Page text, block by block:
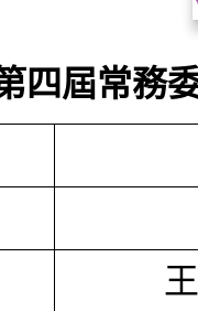
四屆常務